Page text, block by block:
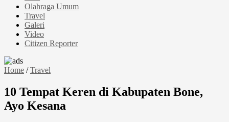
Olahraga Umum
Travel
Galeri
Video
Citizen Reporter
Home /Travel
10 Tempat Keren di Kabupaten Bone,
Ayo Kesana